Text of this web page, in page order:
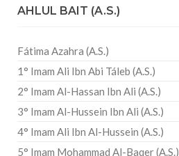
AHLUL BAIT (A.S.)
Fátima Azahra (A.S.)
1° Imam Ali Ibn Abi Táleb (A.S.)
2° Imam Al-Hassan Ibn Ali (A.S.)
3° Imam Al-Hussein Ibn Ali (A.S.)
4° Imam Ali Ibn Al-Hussein (A.S.)
5° Imam Mohammad Al-Baqer (A.S.)